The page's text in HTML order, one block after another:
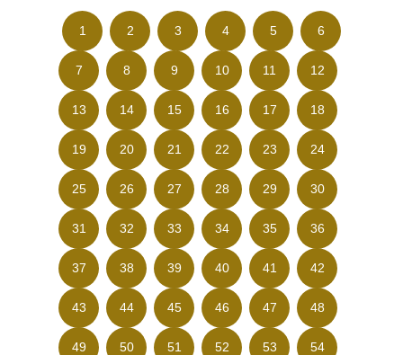
1 2 3 4 5 6
7 8 9 10 11 12
13 14 15 16 17 18
19 20 21 22 23 24
25 26 27 28 29 30
31 32 33 34 35 36
37 38 39 40 41 42
43 44 45 46 47 48
49 50 51 52 53 54